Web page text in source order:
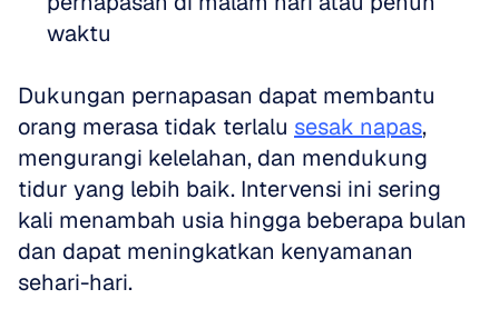
waktu
Dukungan pernapasan dapat membantu
orang merasa tidak terlalu sesak napas,
mengurangi kelelahan, dan mendukung
tidur yang lebih baik. Intervensi ini sering
kali menambah usia hingga beberapa bulan
dan dapat meningkatkan kenyamanan
sehari-hari.